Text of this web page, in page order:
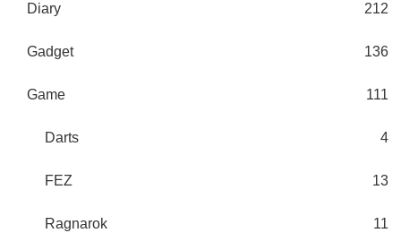
Diary 212
Gadget 136
Game 111
Darts 4
FEZ 13
Ragnarok 11